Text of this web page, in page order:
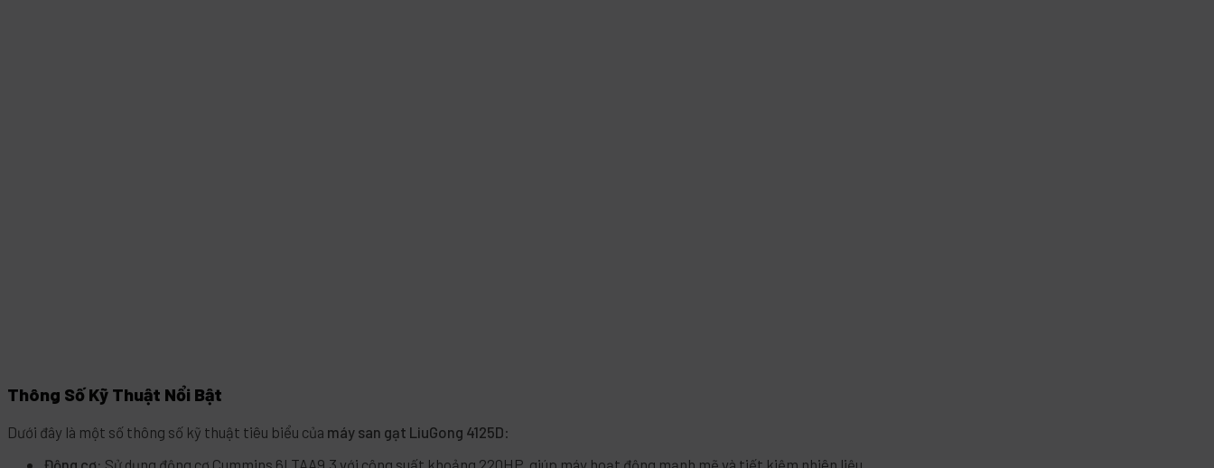
Thông Số Kỹ Thuật Nổi Bật
Dưới đây là một số thông số kỹ thuật tiêu biểu của máy san gạt LiuGong 4125D: